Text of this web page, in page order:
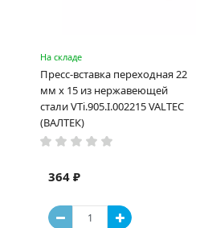
На складе
Пресс-вставка переходная 22
мм х 15 из нержавеющей
стали VTi.905.I.002215 VALTEC
(ВАЛТЕК)
364 ₽